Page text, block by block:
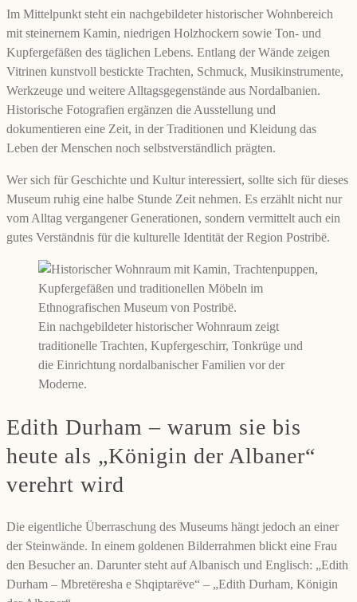
Im Mittelpunkt steht ein nachgebildeter historischer Wohnbereich
mit steinernem Kamin, niedrigen Holzhockern sowie Ton- und
Kupfergefäßen des täglichen Lebens. Entlang der Wände zeigen
Vitrinen kunstvoll bestickte Trachten, Schmuck, Musikinstrumente,
Werkzeuge und weitere Alltagsgegenstände aus Nordalbanien.
Historische Fotografien ergänzen die Ausstellung und
dokumentieren eine Zeit, in der Traditionen und Kleidung das
Leben der Menschen noch selbstverständlich prägten.
Wer sich für Geschichte und Kultur interessiert, sollte sich für dieses
Museum ruhig eine halbe Stunde Zeit nehmen. Es erzählt nicht nur
vom Alltag vergangener Generationen, sondern vermittelt auch ein
gutes Verständnis für die kulturelle Identität der Region Postribë.
Ein nachgebildeter historischer Wohnraum zeigt
traditionelle Trachten, Kupfergeschirr, Tonkrüge und
die Einrichtung nordalbanischer Familien vor der
Moderne.
Edith Durham – warum sie bis
heute als „Königin der Albaner“
verehrt wird
Die eigentliche Überraschung des Museums hängt jedoch an einer
der Steinwände. In einem goldenen Bilderrahmen blickt eine Frau
den Besucher an. Darunter steht auf Albanisch und Englisch: „Edith
Durham – Mbretëresha e Shqiptarëve“ – „Edith Durham, Königin